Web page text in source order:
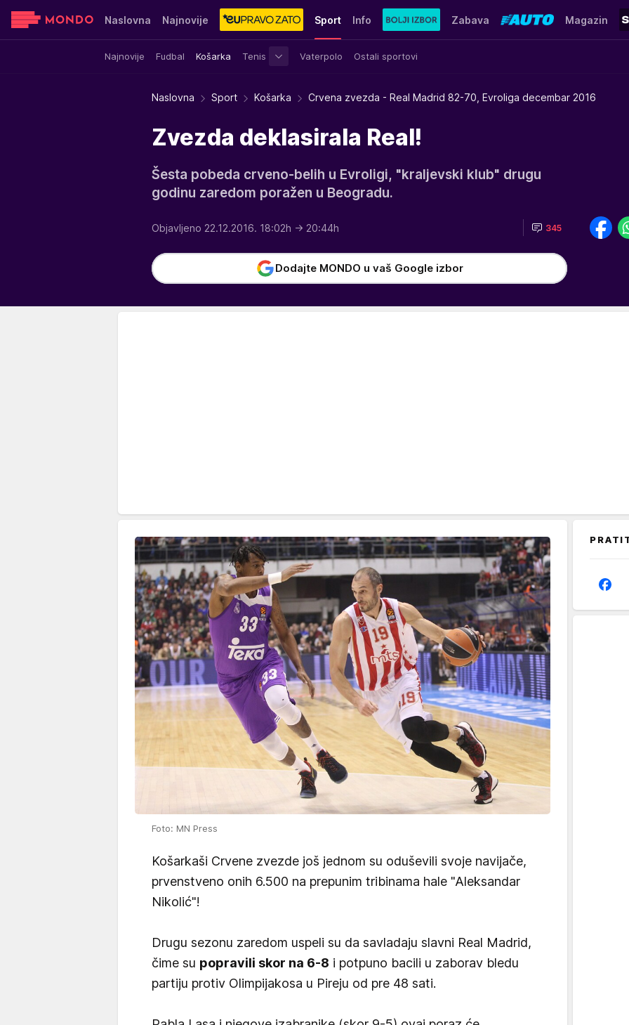
Naslovna Najnovije Sport
Najnovije Fudbal Košarka Tenis Vaterpolo Ostali sportovi
Info Zabava Magazin
Sensa Stvar ukusa Yumama
Naslovna Sport Košarka Crvena zvezda - Real Madrid 82-70, Evroliga decembar 2016
Zvezda deklasirala Real!
Šesta pobeda crveno-belih u Evroligi, "kraljevski klub" drugu
godinu zaredom poražen u Beogradu.
Objavljeno 22.12.2016. 18:02h → 20:44h 345
Dodajte MONDO u vaš Google izbor
Foto: MN Press
Košarkaši Crvene zvezde još jednom su oduševili svoje navijače,
prvenstveno onih 6.500 na prepunim tribinama hale "Aleksandar
Nikolić"!
Drugu sezonu zaredom uspeli su da savladaju slavni Real Madrid,
čime su popravili skor na 6-8 i potpuno bacili u zaborav bledu
partiju protiv Olimpijakosa u Pireju od pre 48 sati.